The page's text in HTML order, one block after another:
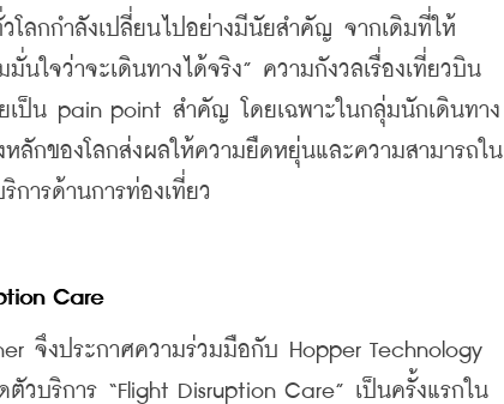
กกำลังเปลี่ยนไปอย่างมีนัยสำคัญ จากเดิมที่ให้
ใจว่าจะเดินทางได้จริง” ความกังวลเรื่องเที่ยวบิน
ป็น pain point สำคัญ โดยเฉพาะในกลุ่มนักเดินทาง
ลักของโลกส่งผลให้ความยืดหยุ่นและความสามารถใน
การด้านการท่องเที่ยว
Care
จึงประกาศความร่วมมือกับ Hopper Technology
ตัวบริการ “Flight Disruption Care” เป็นครั้งแรกใน